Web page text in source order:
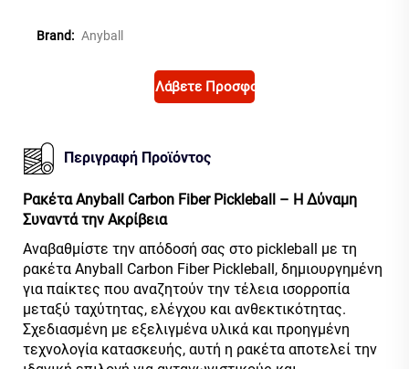
Brand: Anyball
Λάβετε Προσφορά
Περιγραφή Προϊόντος
Ρακέτα Anyball Carbon Fiber Pickleball – Η Δύναμη
Συναντά την Ακρίβεια
Αναβαθμίστε την απόδοσή σας στο pickleball με τη
ρακέτα Anyball Carbon Fiber Pickleball, δημιουργημένη
για παίκτες που αναζητούν την τέλεια ισορροπία
μεταξύ ταχύτητας, ελέγχου και ανθεκτικότητας.
Σχεδιασμένη με εξελιγμένα υλικά και προηγμένη
τεχνολογία κατασκευής, αυτή η ρακέτα αποτελεί την